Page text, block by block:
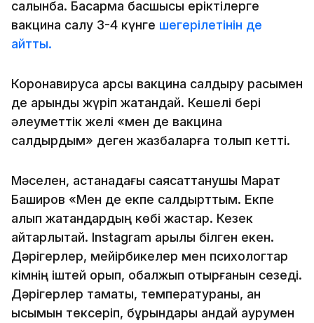
салынбақ. Басқарма басшысы еріктілерге
вакцина салу 3-4 күнге шегерілетінін де
айтты.
Коронавирусқа қарсы вакцина салдыру расымен
де қарқынды жүріп жатқандай. Кешелі бері
әлеуметтік желі «мен де вакцина
салдырдым» деген жазбаларға толып кетті.
Мәселен, астанадағы саясаттанушы Марат
Баширов «Мен де екпе салдырттым. Екпе
алып жатқандардың көбі жастар. Кезек
айтарлықтай. Instagram арқылы білген екен.
Дәрігерлер, мейірбикелер мен психологтар
кімнің іштей қорқып, қобалжып отырғанын сезеді.
Дәрігерлер тамақты, температураны, қан
қысымын тексеріп, бұрындары қандай аурумен